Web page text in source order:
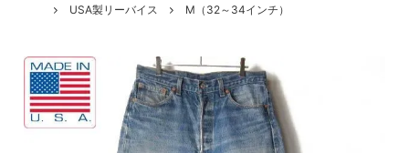
USA製リーバイス
M（32～34インチ）